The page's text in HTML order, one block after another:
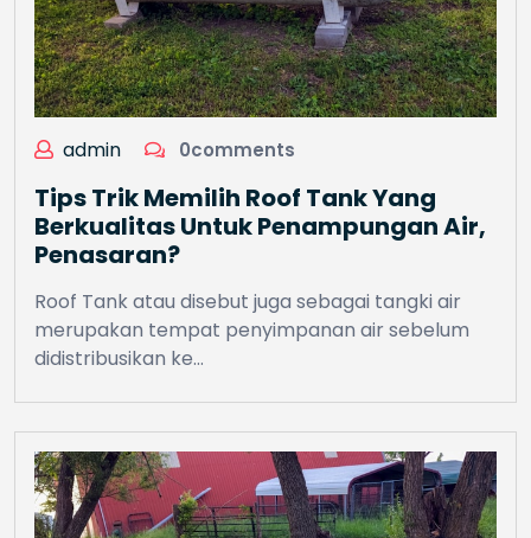
admin 0comments
Tips Trik Memilih Roof Tank Yang
Berkualitas Untuk Penampungan Air,
Penasaran?
Roof Tank atau disebut juga sebagai tangki air
merupakan tempat penyimpanan air sebelum
didistribusikan ke…